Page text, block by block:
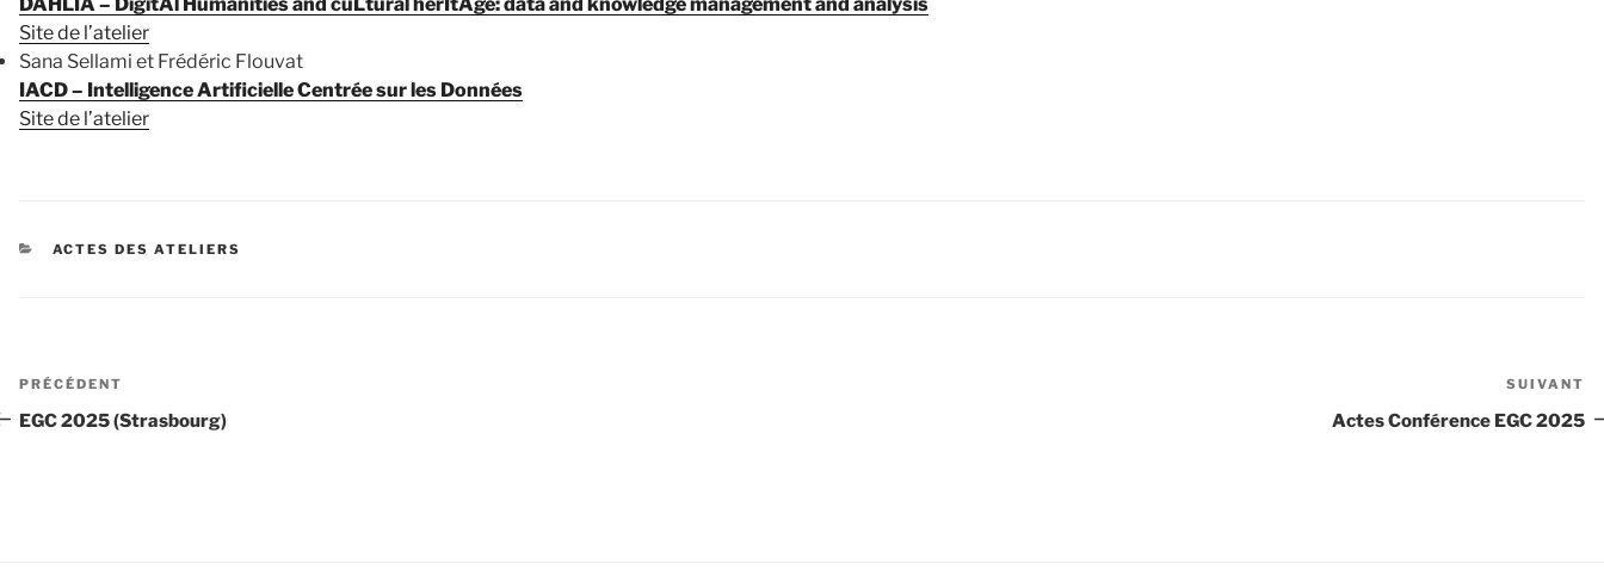
Site de l’atelier
Sana Sellami et Frédéric Flouvat
IACD – Intelligence Artificielle Centrée sur les Données
Site de l’atelier
CATÉGORIES
ACTES DES ATELIERS
Navigation
de
Article
précédent
PRÉCÉDENT
EGC 2025 (Strasbourg)
SUIVANT
Actes Conférence EGC 2025